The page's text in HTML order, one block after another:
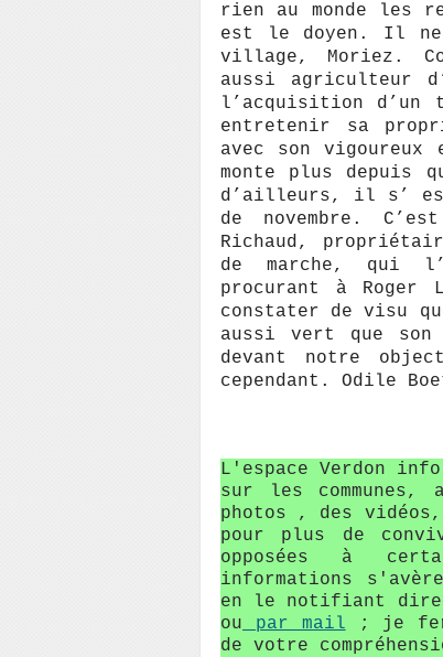
rien au monde les
est le doyen. Il ne
village, Moriez.
aussi agriculteur
l’acquisition d’un
entretenir sa
avec son
monte plus depuis
d’ailleurs, il s’ est
de novembre.
Richaud,
de marche, qui
procurant à Roger
constater de visu
aussi vert que
devant notre
cependant. Odile
L'espace Verdon
sur les
photos , des
pour plus de
opposées à
informations
en le notifiant
ou par mail ; je
de votre